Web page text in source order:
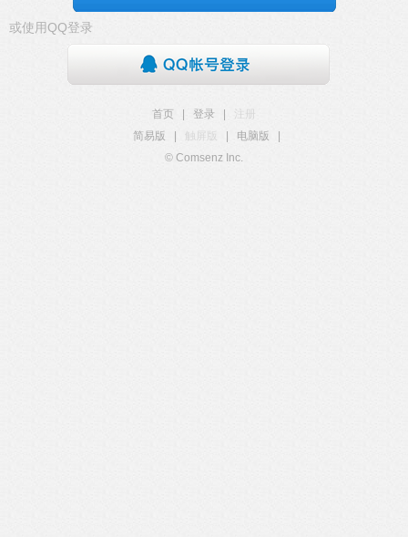
或使用QQ登录
首页 登录
注册
简易版
触屏版 电脑版
© Comsenz Inc.